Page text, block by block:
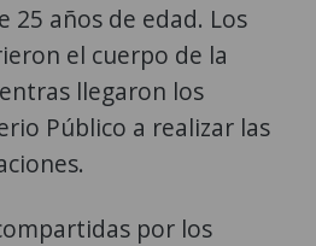
25 años de edad. Los
el cuerpo de la
llegaron los
Público a realizar las
por los